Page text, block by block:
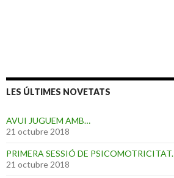
LES ÚLTIMES NOVETATS
AVUI JUGUEM AMB…
21 octubre 2018
PRIMERA SESSIÓ DE PSICOMOTRICITAT.
21 octubre 2018